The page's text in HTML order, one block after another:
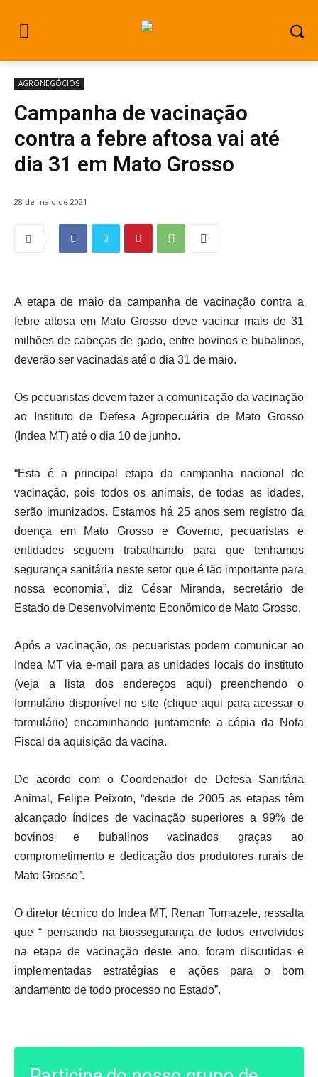
AGRONEGÓCIOS
Campanha de vacinação
contra a febre aftosa vai até
dia 31 em Mato Grosso
28 de maio de 2021
A etapa de maio da campanha de vacinação contra a
febre aftosa em Mato Grosso deve vacinar mais de 31
milhões de cabeças de gado, entre bovinos e bubalinos,
deverão ser vacinadas até o dia 31 de maio.
Os pecuaristas devem fazer a comunicação da vacinação
ao Instituto de Defesa Agropecuária de Mato Grosso
(Indea MT) até o dia 10 de junho.
“Esta é a principal etapa da campanha nacional de
vacinação, pois todos os animais, de todas as idades,
serão imunizados. Estamos há 25 anos sem registro da
doença em Mato Grosso e Governo, pecuaristas e
entidades seguem trabalhando para que tenhamos
segurança sanitária neste setor que é tão importante para
nossa economia”, diz César Miranda, secretário de
Estado de Desenvolvimento Econômico de Mato Grosso.
Após a vacinação, os pecuaristas podem comunicar ao
Indea MT via e-mail para as unidades locais do instituto
(veja a lista dos endereços aqui) preenchendo o
formulário disponível no site (clique aqui para acessar o
formulário) encaminhando juntamente a cópia da Nota
Fiscal da aquisição da vacina.
De acordo com o Coordenador de Defesa Sanitária
Animal, Felipe Peixoto, “desde de 2005 as etapas têm
alcançado índices de vacinação superiores a 99% de
bovinos e bubalinos vacinados graças ao
comprometimento e dedicação dos produtores rurais de
Mato Grosso”.
O diretor técnico do Indea MT, Renan Tomazele, ressalta
que “ pensando na biossegurança de todos envolvidos
na etapa de vacinação deste ano, foram discutidas e
implementadas estratégias e ações para o bom
andamento de todo processo no Estado”.